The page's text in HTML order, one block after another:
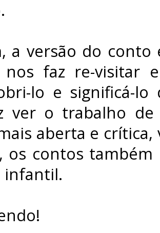
a versão do
nos faz re-visitar
lo e significá-
ver o trabalho de
aberta e
os contos
infantil.